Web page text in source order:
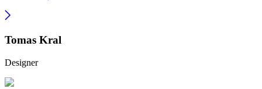
Tomas Kral
Designer